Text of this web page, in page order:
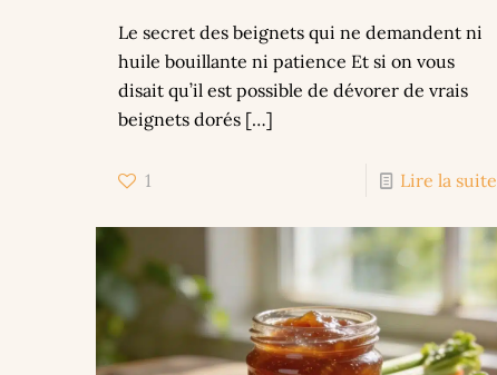
Le secret des beignets qui ne demandent ni
huile bouillante ni patience Et si on vous
disait qu’il est possible de dévorer de vrais
beignets dorés[…]
1 Lire la suite